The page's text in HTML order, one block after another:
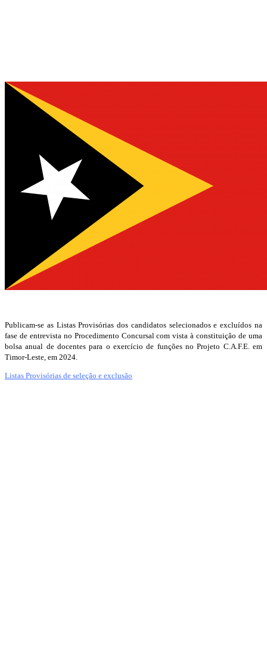
Publicam-se as Listas Provisórias dos candidatos selecionados e excluídos na
fase de entrevista no Procedimento Concursal com vista à constituição de uma
bolsa anual de docentes para o exercício de funções no Projeto C.A.F.E. em
Timor-Leste, em 2024.
Listas Provisórias de seleção e exclusão